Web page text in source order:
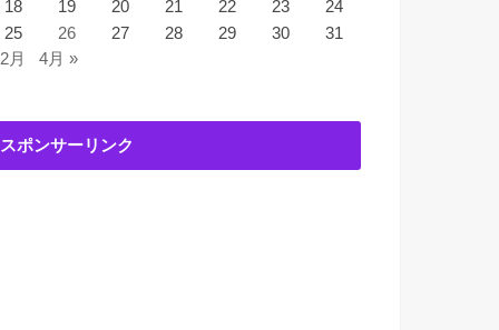
18 19 20 21 22 23
24
25
26 27 28 29 30
31
月
4月 »
スポンサーリンク